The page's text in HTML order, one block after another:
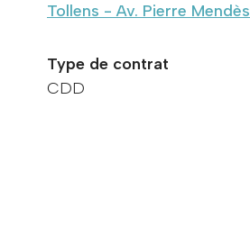
Tollens - Av. Pierre
Type de contrat
CDD